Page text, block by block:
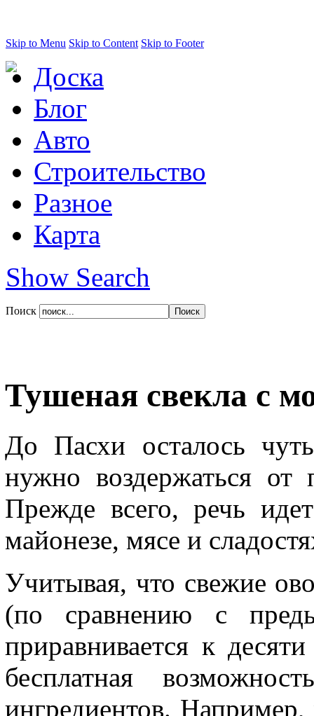
Skip to Menu Skip to Content Skip to Footer
Доска
Блог
Авто
Строительство
Разное
Карта
Show Search
Поиск
Тушеная свекла с
До Пасхи осталось
нужно воздержаться
Прежде всего, речь
майонезе, мясе и
Учитывая, что свежие
(по сравнению с
приравнивается к
бесплатная
ингредиентов.